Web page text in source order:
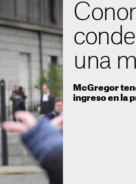
una
McGregor
ingreso en la